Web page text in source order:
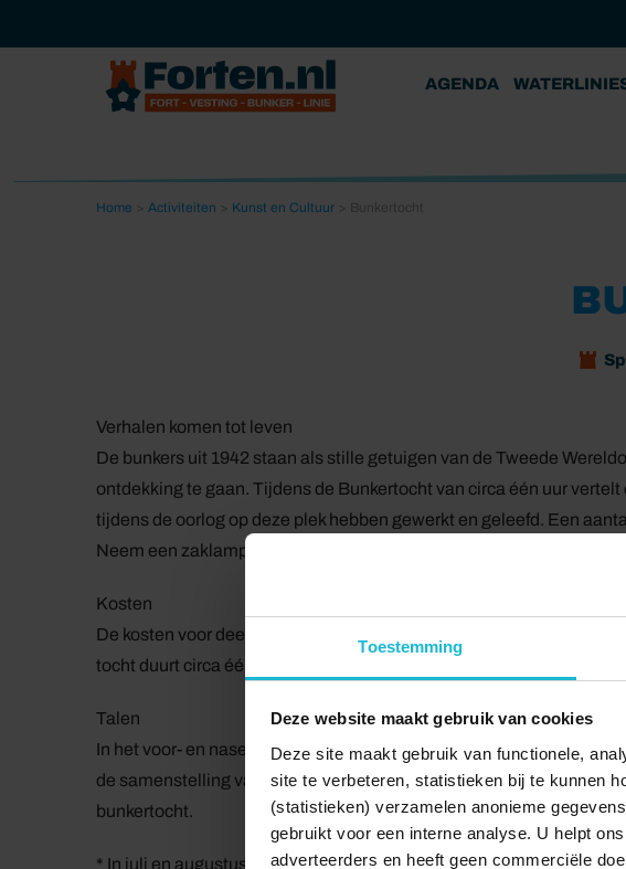
Toestemming
Deze website maakt gebruik van cookies
Deze site maakt gebruik van functionele,
site te verbeteren, statistieken bij te kunnen
(statistieken) verzamelen anonieme
gebruikt voor een interne analyse. U helpt
adverteerders en heeft geen commerciële
AGENDA
Home Activiteiten Kunst en Cultuur
Verhalen komen tot leven
De bunkers uit 1942 staan als stille getuigen van de Tweede
ontdekking te gaan. Tijdens de Bunkertocht van circa één uur
tijdens de oorlog op deze plek hebben gewerkt en geleefd. Een
Neem een zaklampje mee, want dat maakt de ontdekkingstocht
Kosten
De kosten voor deelname bedragen € 4,50 p.p. voor kinderen tot 13
tocht duurt circa één uur. Let op: vol = vol.
Talen
In het voor- en naseizoen verzorgt de gids de bunkertocht in het
de samenstelling van de groep. In juli en augustus is er zowel een
bunkertocht.
* In juli en augustus is er een Nederlandstalige rondleiding van